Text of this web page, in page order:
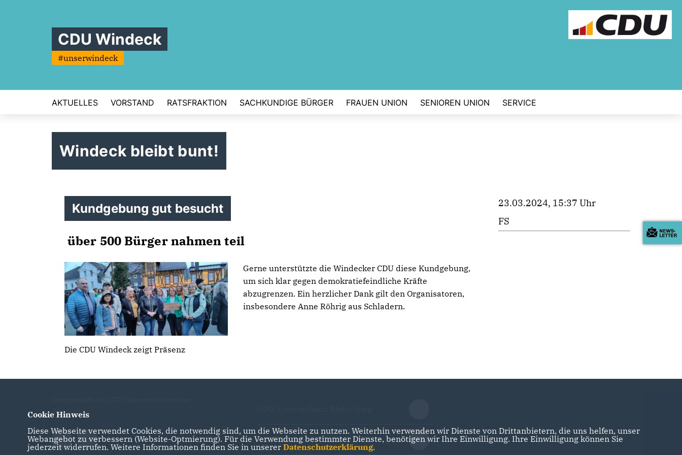
CDU Windeck
#unserwindeck
AKTUELLES VORSTAND RATSFRAKTION SACHKUNDIGE BÜRGER FRAUEN UNION SENIOREN UNION SERVICE
Windeck bleibt bunt!
Kundgebung gut besucht
über 500 Bürger nahmen teil
Die CDU Windeck zeigt Präsenz
Gerne unterstützte die Windecker CDU diese Kundgebung,
um sich klar gegen demokratiefeindliche Kräfte
abzugrenzen. Ein herzlicher Dank gilt den Organisatoren,
insbesondere Anne Röhrig aus Schladern.
23.03.2024, 15:37 Uhr
FS
Windeck
CDU Nordrhein-Westfalen
Cookie Hinweis
Diese Webseite verwendet Cookies, die notwendig sind, um die Webseite zu nutzen. Weiterhin verwenden wir Dienste von Drittanbietern, die uns helfen, unser
Webangebot zu verbessern (Website-Optmierung). Für die Verwendung bestimmter Dienste, benötigen wir Ihre Einwilligung. Ihre Einwilligung können Sie
jederzeit widerrufen. Weitere Informationen finden Sie in unserer Datenschutzerklärung.